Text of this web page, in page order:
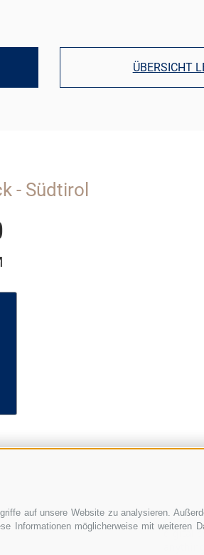
auf unsere Website zu analysieren.
Informationen möglicherweise mit weiteren
ÜBERSICHT
- Südtirol
Hi, I'm
digital